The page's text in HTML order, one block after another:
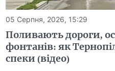
05 Серпня, 2026, 15:29
Поливають дороги,
фонтанів: як
спеки (відео)